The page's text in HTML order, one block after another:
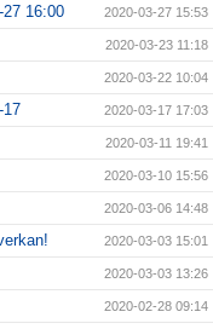
27 16:00 2020-03-27 15:53
2020-03-23 11:18
2020-03-22 10:04
17 2020-03-17 17:03
2020-03-11 19:41
2020-03-10 15:56
2020-03-06 14:48
2020-03-03 15:01
2020-03-03 13:26
2020-02-28 09:14